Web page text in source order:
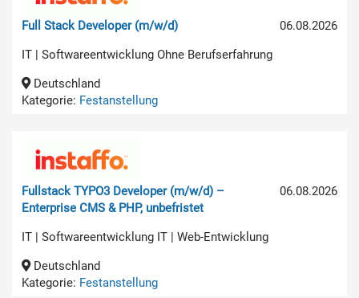
06.08.2026
Full Stack Developer (m/w/d)
IT | Softwareentwicklung Ohne Berufserfahrung
Deutschland
Kategorie: Festanstellung
06.08.2026
Fullstack TYPO3 Developer (m/w/d) –
Enterprise CMS & PHP, unbefristet
IT | Softwareentwicklung IT | Web-Entwicklung
Deutschland
Kategorie: Festanstellung